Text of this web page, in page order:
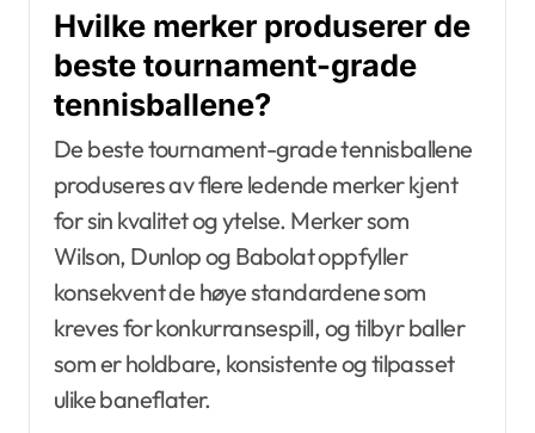
Hvilke merker produserer de
beste tournament-grade
tennisballene?
De beste tournament-grade tennisballene
produseres av flere ledende merker kjent
for sin kvalitet og ytelse. Merker som
Wilson, Dunlop og Babolat oppfyller
konsekvent de høye standardene som
kreves for konkurransespill, og tilbyr baller
som er holdbare, konsistente og tilpasset
ulike baneflater.